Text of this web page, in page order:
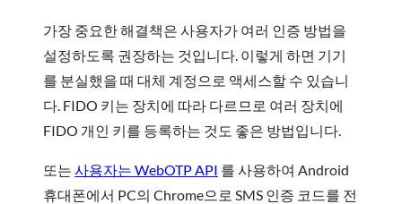
가장 중요한 해결책은 사용자가 여러 인증 방법을
설정하도록 권장하는 것입니다. 이렇게 하면 기기
를 분실했을 때 대체 계정으로 액세스할 수 있습니
다. FIDO 키는 장치에 따라 다르므로 여러 장치에
FIDO 개인 키를 등록하는 것도 좋은 방법입니다.
또는 사용자는 WebOTP API 를 사용하여 Android
휴대폰에서 PC의 Chrome으로 SMS 인증 코드를 전